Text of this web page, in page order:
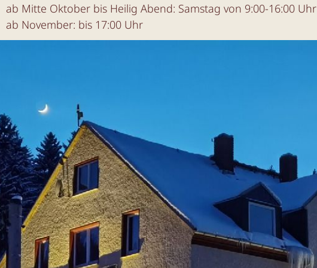
ab Mitte Oktober bis Heilig Abend: Samstag von 9:00-16:00 Uhr
ab November: bis 17:00 Uhr